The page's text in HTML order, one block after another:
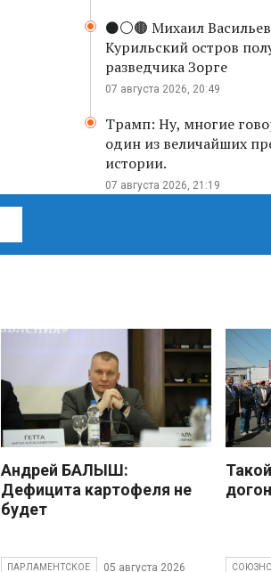
⚫️⚪️🟤 Михаил
Курильский остров
разведчика Зорге
07 августа 2026, 20:49
Трамп: Ну, многие
один из величайших
истории.
07 августа 2026, 21:19
Андрей БАЛЫШ:
Дефицита картофеля не
будет
ПАРЛАМЕНТСКОЕ 05 августа 2026